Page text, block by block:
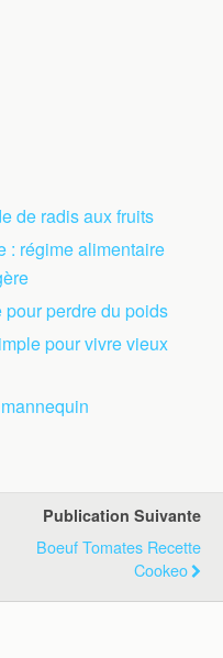
de radis aux fruits
: régime alimentaire
pour perdre du poids
pour vivre vieux
Publication Suivante
Boeuf Tomates Recette
Cookeo